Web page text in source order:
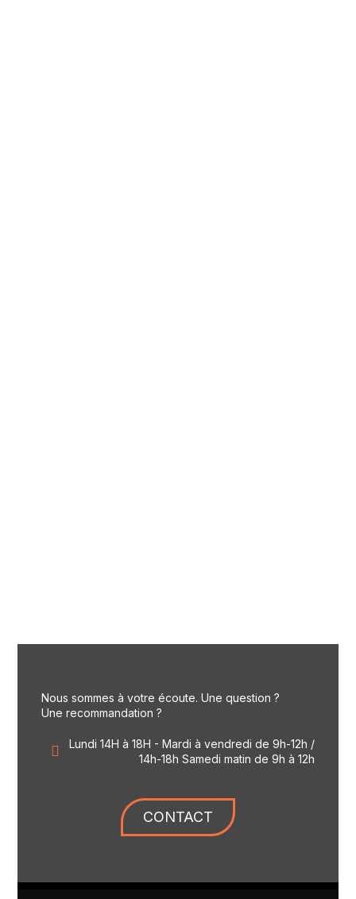
Nous sommes à votre écoute. Une question ?
Une recommandation ?
Lundi 14H à 18H - Mardi à vendredi de 9h-12h /
14h-18h Samedi matin de 9h à 12h
CONTACT